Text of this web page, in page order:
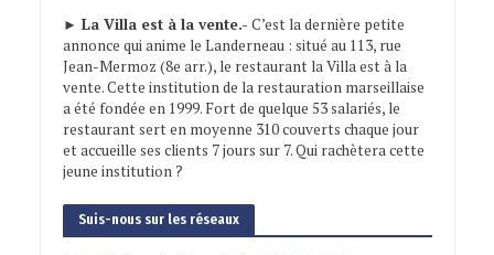
► La Villa est à la vente.- C’est la dernière petite
annonce qui anime le Landerneau : situé au 113, rue
Jean-Mermoz (8e arr.), le restaurant la Villa est à la
vente. Cette institution de la restauration marseillaise
a été fondée en 1999. Fort de quelque 53 salariés, le
restaurant sert en moyenne 310 couverts chaque jour
et accueille ses clients 7 jours sur 7. Qui rachètera cette
jeune institution ?
Suis-nous sur les réseaux